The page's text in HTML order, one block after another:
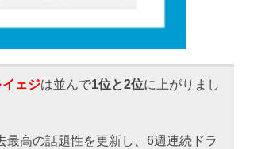
イェジは並んで1位と2位に上がりまし
最高の話題性を更新し、6週連続ドラ